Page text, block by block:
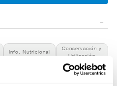
Info. Nutricional
Conservación y
Utilización